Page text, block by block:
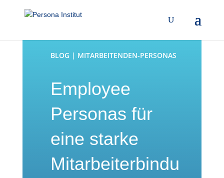
BLOG | MITARBEITENDEN-PERSONAS
Employee
Personas für
eine starke
Mitarbeiterbindu